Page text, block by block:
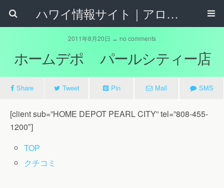
ハワイ情報サイト｜アロハタウンネット
2011年8月20日 ↔ no comments
ホームデポ パールシティー店
Share Tweet Pin Mail SMS
[client sub=”HOME DEPOT PEARL CITY” tel=”808-455-
1200″]
TOP
クチコミ